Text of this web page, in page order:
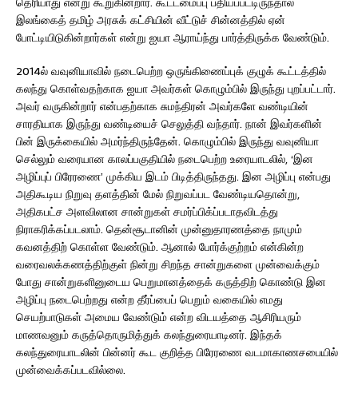
இலங்கைத் தமிழ் அரசுக் கட்சியின் வீட்டுச் சின்னத்தில் ஏன்
போட்டியிடுகின்றார்கள் என்று ஐயா ஆராய்ந்து பார்த்திருக்க வேண்டும்.
2014ல் வவுனியாவில் நடைபெற்ற ஒருங்கிணைப்புக் குழுக் கூட்டத்தில்
கலந்து கொள்வதற்காக ஐயா அவர்கள் கொழும்பில் இருந்து புறப்பட்டார்.
அவர் வருகின்றார் என்பதற்காக சுமந்திரன் அவர்களே வண்டியின்
சாரதியாக இருந்து வண்டியைச் செலுத்தி வந்தார். நான் இவர்களின்
பின் இருக்கையில் அமர்ந்திருந்தேன். கொழும்பில் இருந்து வவுனியா
செல்லும் வரையான காலப்பகுதியில் நடைபெற்ற உரையாடலில், ‘இன
அழிப்புப் பிரேரணை’ முக்கிய இடம் பிடித்திருந்தது. இன அழிப்பு என்பது
அதிகூடிய நிறுவு தளத்தின் மேல் நிறுவப்பட வேண்டியதொன்று,
அதிகபட்ச அளவிலான சான்றுகள் சமர்ப்பிக்ப்படாதவிடத்து
நிராகரிக்கப்படலாம். தென்சூடானின் முன்னுதாரணத்தை நாமும்
கவனத்திற் கொள்ள வேண்டும். ஆனால் போர்க்குற்றம் என்கின்ற
வரைவலக்கணத்திற்குள் நின்று சிறந்த சான்றுகளை முன்வைக்கும்
போது சான்றுகளினுடைய பெறுமானத்தைக் கருத்திற் கொண்டு இன
அழிப்பு நடைபெற்றது என்ற தீர்ப்பைப் பெறும் வகையில் எமது
செயற்பாடுகள் அமைய வேண்டும் என்ற விடயத்தை ஆசிரியரும்
மாணவனும் கருத்தொருமித்துக் கலந்துரையாடினர். இந்தக்
கலந்துரையாடலின் பின்னர் கூட குறித்த பிரேரணை வடமாகாணசபையில்
முன்வைக்கப்படவில்லை.